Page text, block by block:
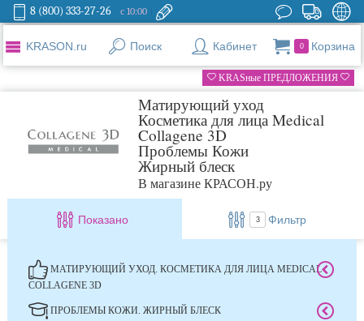
8 (800) 333-27-26 с 10:00
KRASON.ru Поиск Кабинет 0 Корзина
KRASные ПРЕДЛОЖЕНИЯ
Матирующий уход
Косметика для лица Medical
Collagene 3D
Проблемы Кожи
Жирный блеск
В магазине КРАСОН.ру
Показано 3 Фильтр
МАТИРУЮЩИЙ УХОД. КОСМЕТИКА ДЛЯ ЛИЦА MEDICAL
COLLAGENE 3D
ПРОБЛЕМЫ КОЖИ. ЖИРНЫЙ БЛЕСК